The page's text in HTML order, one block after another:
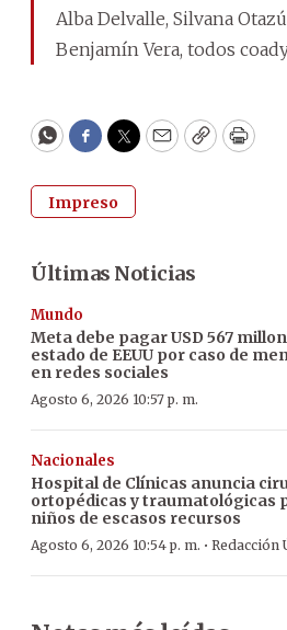
Alba Delvalle, Silvana
Benjamín Vera, todos
WhatsApp
Facebook
Twitter
EmailCopyPrint
Impreso
Últimas Noticias
Mundo
Meta debe pagar USD 567
estado de EEUU por caso de
en redes sociales
Agosto 6, 2026 10:57 p. m.
Nacionales
Hospital de Clínicas anuncia
ortopédicas y traumatológicas
niños de escasos recursos
Agosto 6, 2026 10:54 p. m. · Redacción